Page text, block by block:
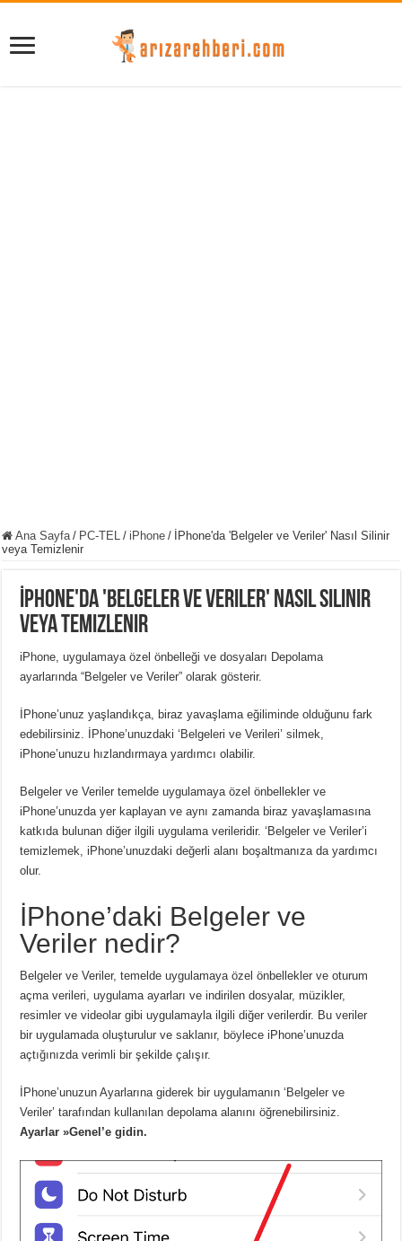
Ana Sayfa / PC-TEL / iPhone / İPhone'da 'Belgeler ve Veriler' Nasıl Silinir
veya Temizlenir
İPhone'da 'Belgeler ve Veriler' Nasıl Silinir
veya Temizlenir
iPhone, uygulamaya özel önbelleği ve dosyaları Depolama
ayarlarında “Belgeler ve Veriler” olarak gösterir.
İPhone’unuz yaşlandıkça, biraz yavaşlama eğiliminde olduğunu fark
edebilirsiniz. İPhone’unuzdaki ‘Belgeleri ve Verileri’ silmek,
iPhone’unuzu hızlandırmaya yardımcı olabilir.
Belgeler ve Veriler temelde uygulamaya özel önbellekler ve
iPhone’unuzda yer kaplayan ve aynı zamanda biraz yavaşlamasına
katkıda bulunan diğer ilgili uygulama verileridir. ‘Belgeler ve Veriler’i
temizlemek, iPhone’unuzdaki değerli alanı boşaltmanıza da yardımcı
olur.
İPhone’daki Belgeler ve
Veriler nedir?
Belgeler ve Veriler, temelde uygulamaya özel önbellekler ve oturum
açma verileri, uygulama ayarları ve indirilen dosyalar, müzikler,
resimler ve videolar gibi uygulamayla ilgili diğer verilerdir. Bu veriler
bir uygulamada oluşturulur ve saklanır, böylece iPhone’unuzda
açtığınızda verimli bir şekilde çalışır.
İPhone’unuzun Ayarlarına giderek bir uygulamanın ‘Belgeler ve
Veriler’ tarafından kullanılan depolama alanını öğrenebilirsiniz.
Ayarlar »Genel’e gidin.